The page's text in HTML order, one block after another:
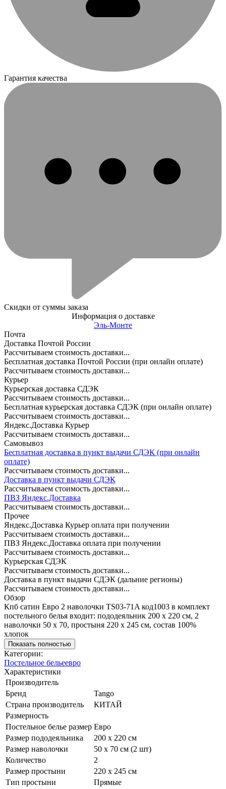
Гарантия качества
Скидки от суммы заказа
Информация о доставке
Эль-Монте
Почта
Доставка Почтой России
Рассчитываем стоимость доставки...
Бесплатная доставка Почтой России (при онлайн оплате)
Рассчитываем стоимость доставки...
Курьер
Курьерская доставка СДЭК
Рассчитываем стоимость доставки...
Бесплатная курьерская доставка СДЭК (при онлайн оплате)
Рассчитываем стоимость доставки...
Яндекс.Доставка Курьер
Рассчитываем стоимость доставки...
Самовывоз
Бесплатная доставка в пункт выдачи СДЭК (при онлайн
оплате)
Рассчитываем стоимость доставки...
Доставка в пункт выдачи СДЭК
Рассчитываем стоимость доставки...
ПВЗ Яндекс.Доставка
Рассчитываем стоимость доставки...
Прочее
Яндекс.Доставка Курьер оплата при получении
Рассчитываем стоимость доставки...
ПВЗ Яндекс.Доставка оплата при получении
Рассчитываем стоимость доставки...
Курьерская СДЭК
Рассчитываем стоимость доставки...
Доставка в пункт выдачи СДЭК (дальние регионы)
Рассчитываем стоимость доставки...
Обзор
Кпб сатин Евро 2 наволочки TS03-71A код1003 в комплект
постельного белья входит: пододеяльник 200 х 220 см, 2
наволочки 50 х 70, простыня 220 х 245 см, состав 100%
хлопок
Показать полностью
Категории:
Постельное бельеевро
Характеристики
Производитель
Бренд
Tango
Страна производитель
КИТАЙ
Размерность
Постельное белье размер Евро
Размер пододеяльника
200 х 220 см
Размер наволочки
50 х 70 см (2 шт)
Количество
2
Размер простыни
220 х 245 см
Тип простыни
Прямые